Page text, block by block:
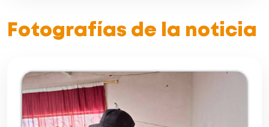
Fotografías de la noticia